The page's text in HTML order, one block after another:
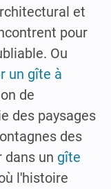
et
pour
Ou
un gîte à
de
des paysages
des
dans un gîte
l'histoire